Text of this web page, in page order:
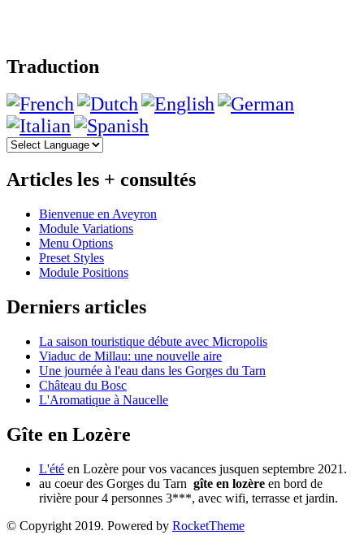
Traduction
Articles les + consultés
Bienvenue en Aveyron
Module Variations
Menu Options
Preset Styles
Module Positions
Derniers articles
La saison touristique débute avec Micropolis
Viaduc de Millau: une nouvelle aire
Une journée à l'eau dans les Gorges du Tarn
Château du Bosc
L'Aromatique à Naucelle
Gîte en Lozère
L'été en Lozère pour vos vacances jusquen septembre 2021.
au coeur des Gorges du Tarn gîte en lozère en bord de
rivière pour 4 personnes 3***, avec wifi, terrasse et jardin.
© Copyright 2019. Powered by RocketTheme